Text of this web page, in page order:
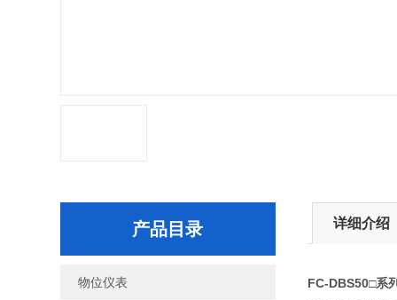
产品目录
物位仪表
详细介绍
FC-DBS50□系